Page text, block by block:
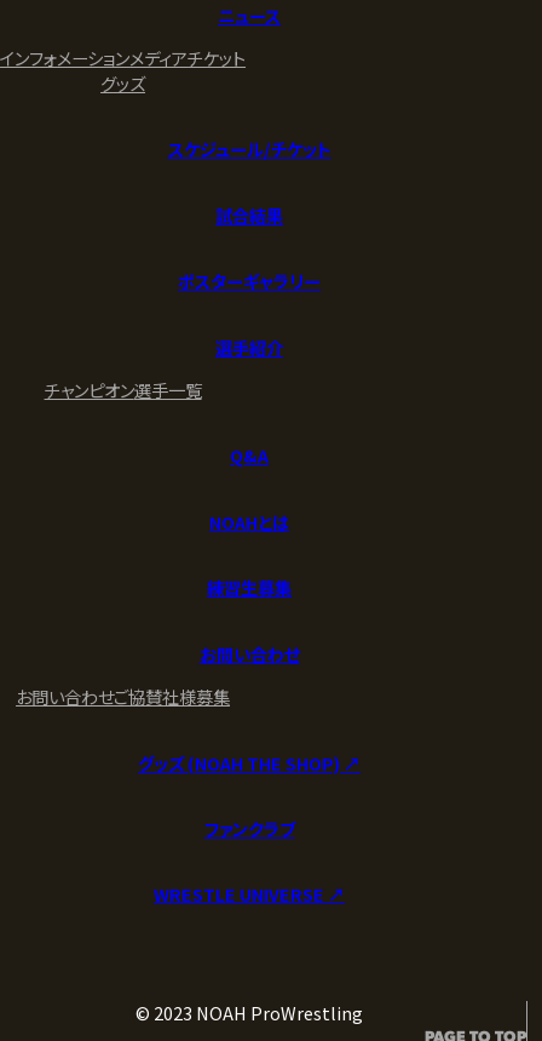
ニュース
インフォメーションメディアチケット
グッズ
スケジュール/チケット
試合結果
ポスターギャラリー
選手紹介
チャンピオン選手一覧
Q&A
NOAHとは
練習生募集
お問い合わせ
お問い合わせご協賛社様募集
グッズ (NOAH THE SHOP) ↗︎
ファンクラブ
WRESTLE UNIVERSE ↗︎
© 2023 NOAH ProWrestling
PAGE TO TOP